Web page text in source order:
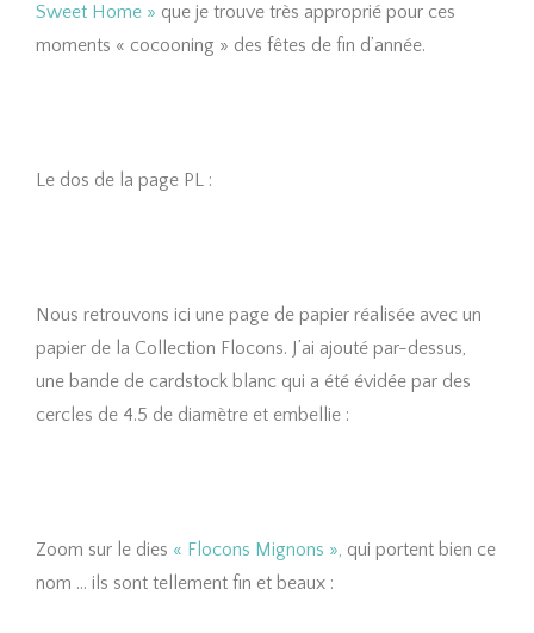
Sweet Home » que je trouve très approprié pour ces
moments « cocooning » des fêtes de fin d’année.
Le dos de la page PL :
Nous retrouvons ici une page de papier réalisée avec un
papier de la Collection Flocons. J’ai ajouté par-dessus,
une bande de cardstock blanc qui a été évidée par des
cercles de 4.5 de diamètre et embellie :
Zoom sur le dies « Flocons Mignons », qui portent bien ce
nom … ils sont tellement fin et beaux :